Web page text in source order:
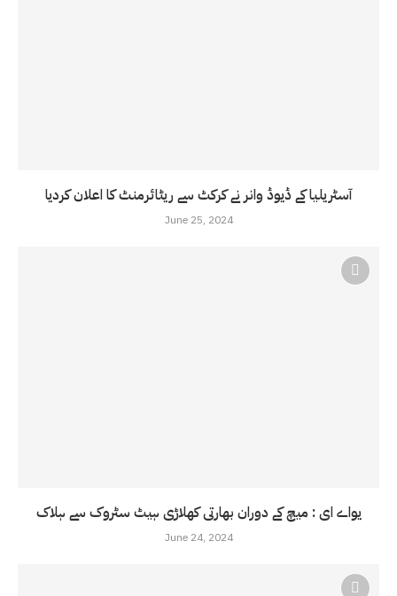
آسٹریلیا کے ڈیوڈ وانر نے کرکٹ سے ریٹائرمنٹ کا اعلان کردیا
June 25, 2024
یواے ای : میچ کے دوران بھارتی کھلاڑی ہیٹ سٹروک سے ہلاک
June 24, 2024